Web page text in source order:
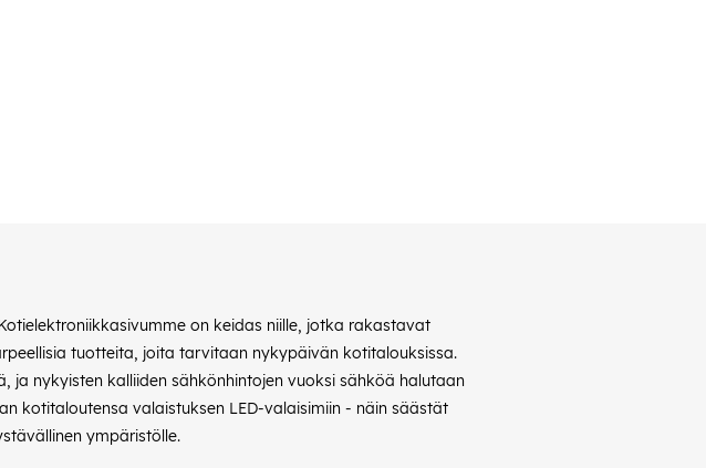
on keidas niille, jotka rakastavat
tuotteita, joita tarvitaan nykypäivän kotitalouksissa.
ja nykyisten kalliiden sähkönhintojen vuoksi sähköä halutaan
kotitaloutensa valaistuksen LED-valaisimiin - näin säästät
ympäristölle.